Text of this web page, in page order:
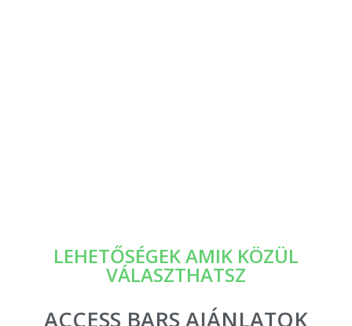
LEHETŐSÉGEK AMIK KÖZÜL
VÁLASZTHATSZ
ACCESS BARS AJÁNLATOK